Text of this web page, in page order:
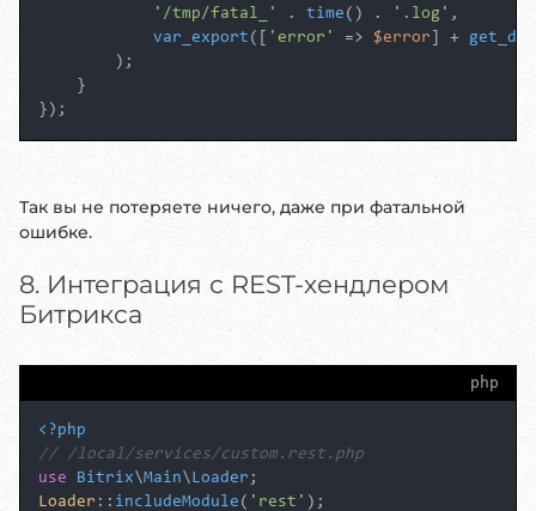
'/tmp/fatal_'
. time () . '.log' ,
var_export ([ 'error' => $error ] +
        );
    }
});
Так вы не потеряете ничего, даже при фатальной
ошибке.
8. Интеграция с REST-хендлером
Битрикса
php
<?php
// /local/services/custom.rest.php
use
Bitrix \Main \Loader
Loader :: includeModule ( 'rest'